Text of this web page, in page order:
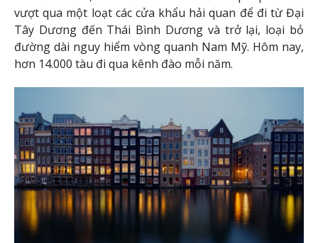
vượt qua một loạt các cửa khẩu hải quan để đi từ Đại
Tây Dương đến Thái Bình Dương và trở lại, loại bỏ
đường dài nguy hiểm vòng quanh Nam Mỹ. Hôm nay,
hơn 14.000 tàu đi qua kênh đào mỗi năm.